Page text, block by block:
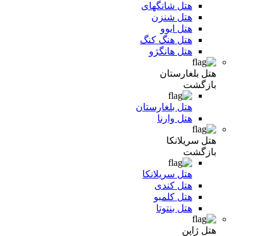
هتل شانگهای
هتل شنزن
هتل ایوو
هتل هنگ کنگ
هتل هانگژو
هتل بلغارستان
بازگشت
هتل بلغارستان
هتل وارنا
هتل سریلانکا
بازگشت
هتل سریلانکا
هتل کندی
هتل کلمبو
هتل بنتوتا
هتل ژاپن